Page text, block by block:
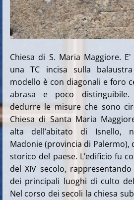
Chiesa di S. Maria Maggiore.
una TC incisa sulla
modello è con diagonali e foro
abrasa e poco distinguibile.
dedurre le misure che sono
Chiesa di Santa Maria
alta dell’abitato di Isnello,
Madonie (provincia di
storico del paese. L’edificio fu
del XIV secolo,
dei principali luoghi di culto
Nel corso dei secoli la chiesa